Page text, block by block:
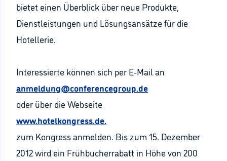
bietet einen Überblick über neue Produkte,
Dienstleistungen und Lösungsansätze für die
Hotellerie.
Interessierte können sich per E-Mail an
anmeldung@conferencegroup.de
oder über die Webseite
www.hotelkongress.de.
zum Kongress anmelden. Bis zum 15. Dezember
2012 wird ein Frühbucherrabatt in Höhe von 200